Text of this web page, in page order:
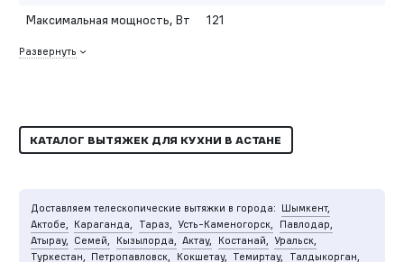
Максимальная мощность, Вт 121
Развернуть
КАТАЛОГ ВЫТЯЖЕК ДЛЯ КУХНИ В АСТАНЕ
Доставляем телескопические вытяжки в города: Шымкент,
Актобе, Караганда, Тараз, Усть-Каменогорск,
Павлодар,
Атырау, Семей, Кызылорда, Актау, Костанай, Уральск,
Туркестан, Петропавловск, Кокшетау, Темиртау,
Талдыкорган,